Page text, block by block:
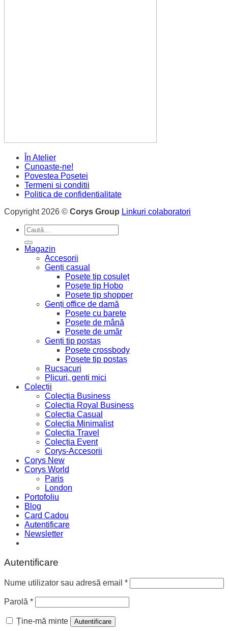
În Atelier
Cunoaște-ne!
Povestea Poșetei
Termeni si conditii
Politica de confidentialitate
Copyright 2026 © Corys Group Linkuri colaboratori
Caută
după:
Magazin
Accesorii
Genți casual
Poșete tip coșuleț
Poșete tip Hobo
Poșete tip shopper
Genți office de damă
Poșete cu barete
Poșete de mână
Poșete de umăr
Genți tip poștaș
Poșete crossbody
Poșete tip poștaș
Rucsacuri
Plicuri, genți mici
Colecții
Colecția Business
Colecția Royal Business
Colecția Casual
Colecția Minimalist
Colecția Travel
Colecția Event
Corys-Accesorii
Corys New
Corys World
Paris
London
Portofoliu
Blog
Card Cadou
Autentificare
Newsletter
Autentificare
Nume utilizator sau adresă email *
Parolă *
Ține-mă minte Autentificare